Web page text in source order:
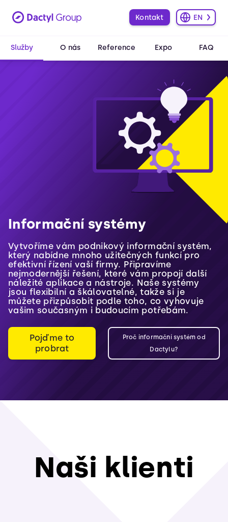
Služby O nás Reference Expo FAQ
Kontakt EN
Informační systémy
Vytvoříme vám podnikový informační systém,
který nabídne mnoho užitečných funkcí pro
efektivní řízení vaší firmy. Připravíme
nejmodernější řešení, které vám propojí další
náležité aplikace a nástroje. Naše systémy
jsou flexibilní a škálovatelné, takže si je
můžete přizpůsobit podle toho, co vyhovuje
vašim současným i budoucím potřebám.
Pojďme to
probrat
Proč informační systém od
Dactylu?
Naši klienti